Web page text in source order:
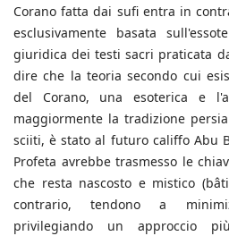
Corano fatta dai sufi entra in
esclusivamente basata
giuridica dei testi sacri praticata
dire che la teoria secondo cui
del Corano, una esoterica e
maggiormente la tradizione
sciiti, è stato al futuro califfo Abu
Profeta avrebbe trasmesso le
che resta nascosto e mistico
contrario, tendono a
privilegiando un approccio